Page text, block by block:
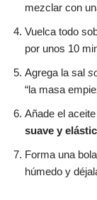
mezclar con
Vuelca todo
por unos 10
Agrega la sal
“la masa
Añade el
suave y
Forma una
húmedo y